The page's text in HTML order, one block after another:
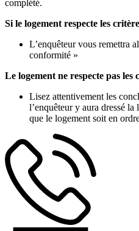
complété.
Si le logement respecte les
L’enquêteur vous remettra
conformité »
Le logement ne respecte pas les
Lisez attentivement les
l’enquêteur y aura dressé
que le logement soit en